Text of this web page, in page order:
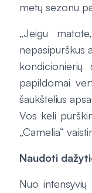
metų sezonu
„Jeigu
nepasipurškus
papildomai
šaukštelius
Vos keli
„Camelia“
Naudoti
Nuo